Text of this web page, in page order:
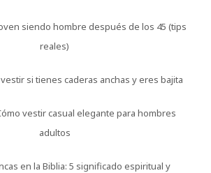
siendo hombre después de los 45 (tips
reales)
si tienes caderas anchas y eres bajita
vestir casual elegante para hombres
adultos
en la Biblia: 5 significado espiritual y